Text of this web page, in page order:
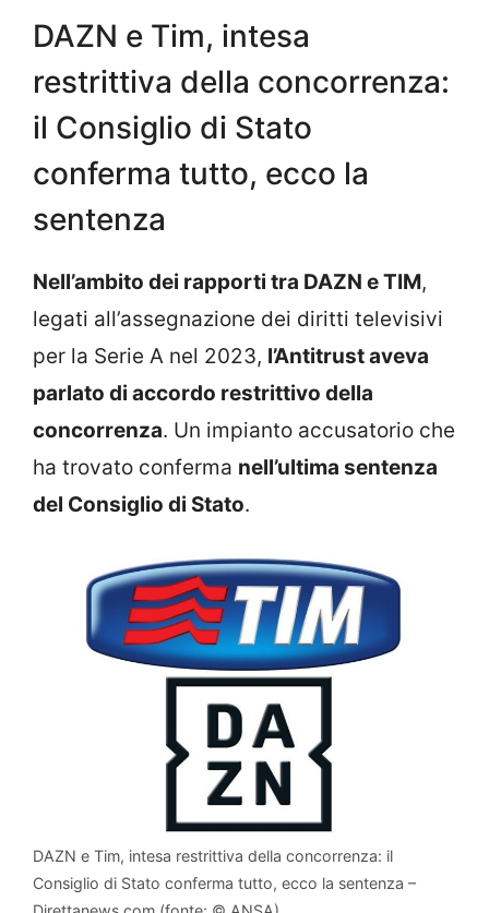
DAZN e Tim, intesa
restrittiva della concorrenza:
il Consiglio di Stato
conferma tutto, ecco la
sentenza
Nell’ambito dei rapporti tra DAZN e TIM,
legati all’assegnazione dei diritti televisivi
per la Serie A nel 2023, l’Antitrust aveva
parlato di accordo restrittivo della
concorrenza. Un impianto accusatorio che
ha trovato conferma nell’ultima sentenza
del Consiglio di Stato.
DAZN e Tim, intesa restrittiva della concorrenza: il
Consiglio di Stato conferma tutto, ecco la sentenza –